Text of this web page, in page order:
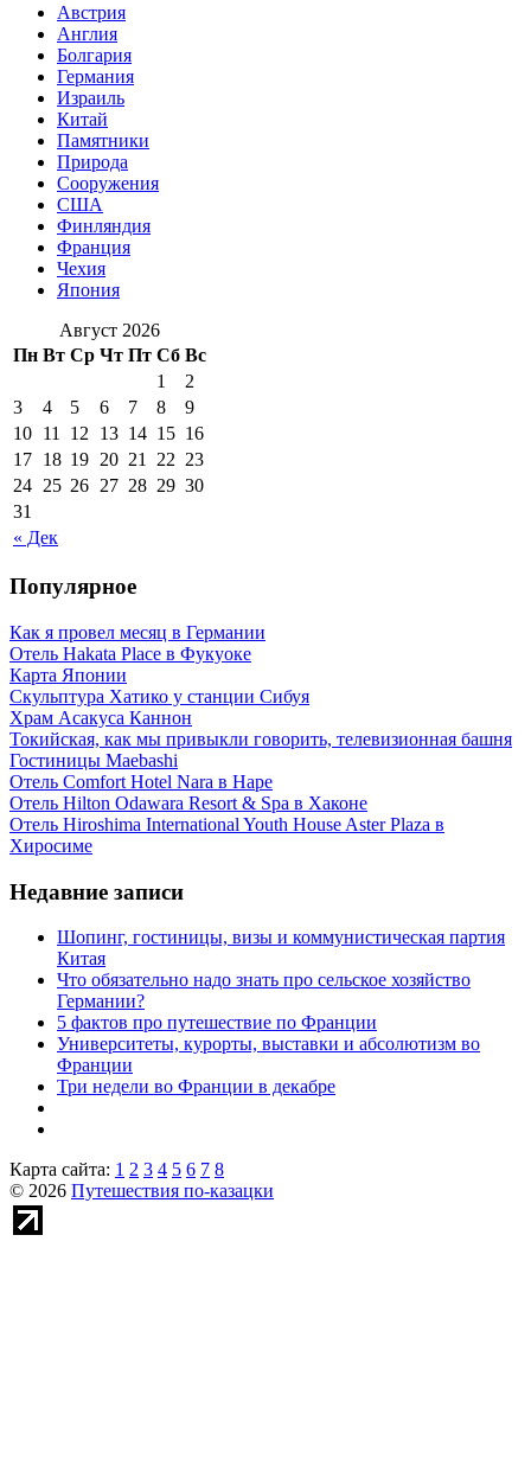
Австрия
Англия
Болгария
Германия
Израиль
Китай
Памятники
Природа
Сооружения
США
Финляндия
Франция
Чехия
Япония
Август 2026
Пн Вт Ср Чт Пт Сб Вс
« Дек
1
2
3
4 5 6 7 8
9
10 11 12 13 14 15 16
17 18 19 20 21 22 23
24 25 26 27 28 29 30
31
Популярное
Как я провел месяц в Германии
Отель Hakata Place в Фукуоке
Карта Японии
Скульптура Хатико у станции Сибуя
Храм Асакуса Каннон
Токийская, как мы привыкли говорить, телевизионная башня
Гостиницы Maebashi
Отель Comfort Hotel Nara в Наре
Отель Hilton Odawara Resort & Spa в Хаконе
Отель Hiroshima International Youth House Aster Plaza в
Хиросиме
Недавние записи
Шопинг, гостиницы, визы и коммунистическая партия
Китая
Что обязательно надо знать про сельское хозяйство
Германии?
5 фактов про путешествие по Франции
Университеты, курорты, выставки и абсолютизм во
Франции
Три недели во Франции в декабре
Карта сайта: 1 2 3 4 5 6 7 8
© 2026 Путешествия по-казацки